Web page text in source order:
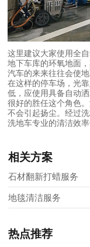
这里建议大家使用全
地下车库的环氧地面
汽车的来来往往会使
在这样的停车场，光
低，应使用具备自动
很好的胜任这个角色
不会引起扬尘。经过
洗地车专业的清洁效
相关方案
石材翻新打蜡服务
地毯清洁服务
热点推荐